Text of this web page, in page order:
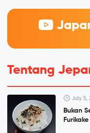
Tentang
July 5,
Bukan